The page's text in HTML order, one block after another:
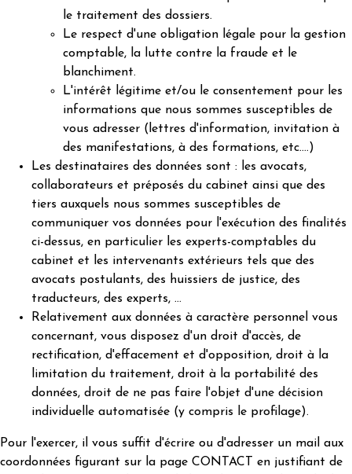
le traitement des dossiers.
Le respect d'une obligation légale pour la gestion
comptable, la lutte contre la fraude et le
blanchiment.
L'intérêt légitime et/ou le consentement pour les
informations que nous sommes susceptibles de
vous adresser (lettres d'information, invitation à
des manifestations, à des formations, etc.…)
Les destinataires des données sont : les avocats,
collaborateurs et préposés du cabinet ainsi que des
tiers auxquels nous sommes susceptibles de
communiquer vos données pour l'exécution des finalités
ci-dessus, en particulier les experts-comptables du
cabinet et les intervenants extérieurs tels que des
avocats postulants, des huissiers de justice, des
traducteurs, des experts, …
Relativement aux données à caractère personnel vous
concernant, vous disposez d'un droit d'accès, de
rectification, d'effacement et d'opposition, droit à la
limitation du traitement, droit à la portabilité des
données, droit de ne pas faire l'objet d'une décision
individuelle automatisée (y compris le profilage).
Pour l'exercer, il vous suffit d'écrire ou d'adresser un mail aux
coordonnées figurant sur la page CONTACT en justifiant de